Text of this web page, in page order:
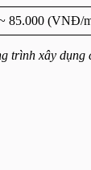
85.000 (VNĐ/
xây